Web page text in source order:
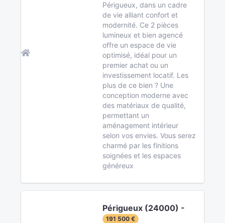
Périgueux, dans un cadre
de vie alliant confort et
modernité. Ce 2 pièces
lumineux et bien agencé
offre un espace de vie
optimisé, idéal pour un
premier achat ou un
investissement locatif. Les
plus de ce bien ? Une
conception moderne avec
des matériaux de qualité,
permettant un
aménagement intérieur
selon vos envies. Vous serez
charmé par les finitions
soignées et les espaces
généreux
Périgueux (24000) -
191 500 €